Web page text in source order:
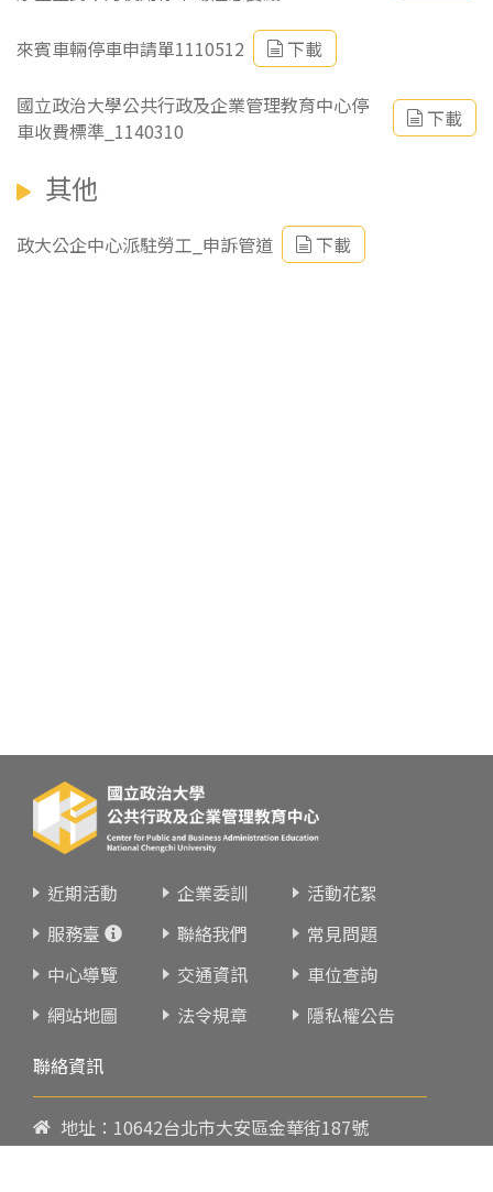
來賓車輛停車申請單1110512 下載
國立政治大學公共行政及企業管理教育中心停
車收費標準_1140310
下載
其他
政大公企中心派駐勞工_申訴管道 下載
近期活動 企業委訓
活動花絮
服務臺
聯絡我們
常見問題
中心導覽
交通資訊
車位查詢
網站地圖
法令規章
隱私權公告
聯絡資訊
地址：10642台北市大安區金華街187號